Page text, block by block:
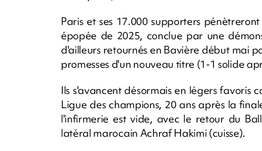
Paris et ses 17.000 supporters
épopée de 2025, conclue par une
d'ailleurs retournés en Bavière début mai
promesses d'un nouveau titre (1-1 solide
Ils s'avancent désormais en légers favoris
Ligue des champions, 20 ans après la
l'infirmerie est vide, avec le retour du
latéral marocain Achraf Hakimi (cuisse).